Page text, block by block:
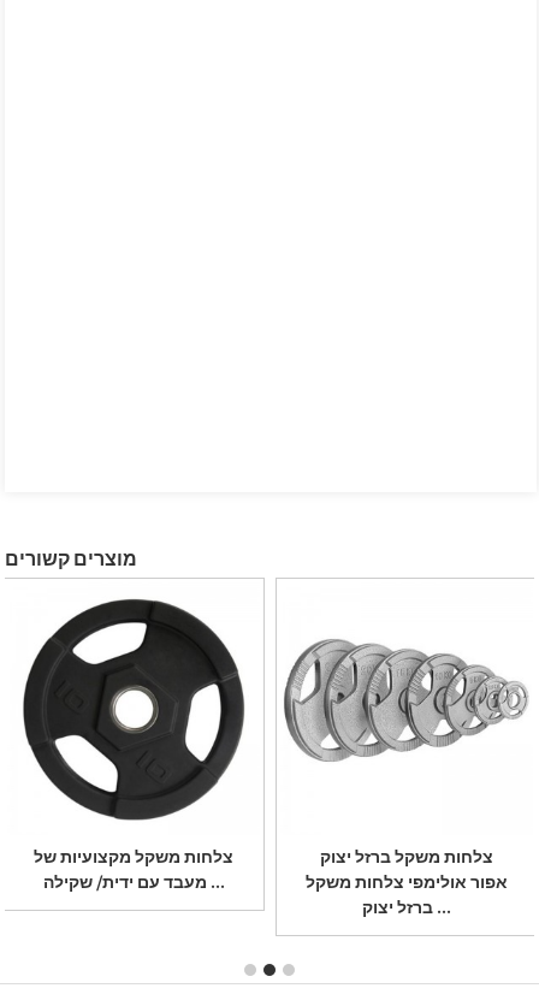
מוצרים קשורים
לוחיות משקולת מתכווננות
של יולי, 6 חתיכות 5L ...
משקולת ניאופרן מעצבת
משקולת וויניל טבילה ד ...